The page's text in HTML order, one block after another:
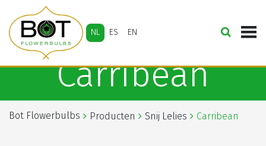
NL ES EN
Carribean
Bot Flowerbulbs Producten Snij Lelies Carribean